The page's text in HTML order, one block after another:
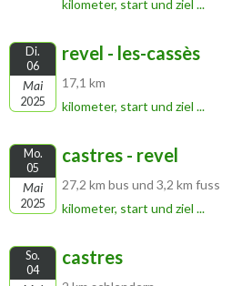
kilometer, start und ziel ...
Di.
06
Mai
2025
revel - les-cassès
17,1 km
kilometer, start und ziel ...
Mo.
05
Mai
2025
castres - revel
27,2 km bus und 3,2 km fuss
kilometer, start und ziel ...
So.
04
castres